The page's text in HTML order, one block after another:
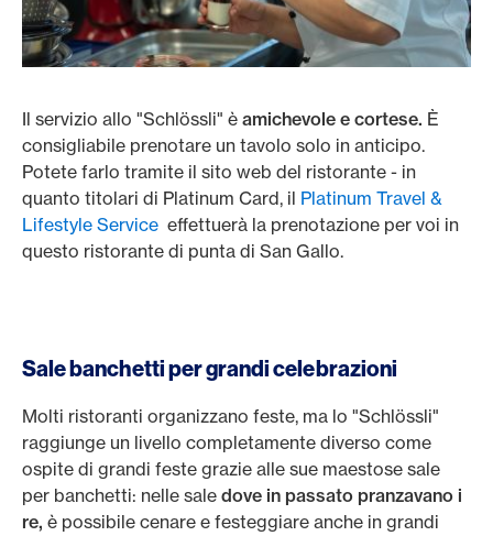
Il servizio allo "Schlössli" è amichevole e cortese. È
consigliabile prenotare un tavolo solo in anticipo.
Potete farlo tramite il sito web del ristorante - in
quanto titolari di Platinum Card, il Platinum Travel &
Lifestyle Service effettuerà la prenotazione per voi in
questo ristorante di punta di San Gallo.
Sale banchetti per grandi celebrazioni
Molti ristoranti organizzano feste, ma lo "Schlössli"
raggiunge un livello completamente diverso come
ospite di grandi feste grazie alle sue maestose sale
per banchetti: nelle sale dove in passato pranzavano i
re, è possibile cenare e festeggiare anche in grandi